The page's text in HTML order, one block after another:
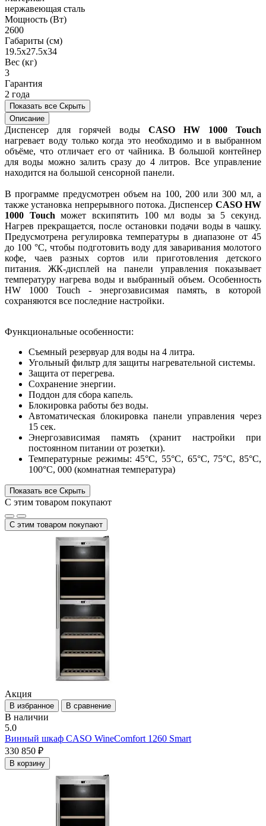
нержавеющая сталь
Мощность (Вт)
2600
Габариты (см)
19.5x27.5x34
Вес (кг)
3
Гарантия
2 года
Показать все Скрыть
Описание
Диспенсер для горячей воды CASO HW 1000 Touch
нагревает воду только когда это необходимо и в выбранном
объёме, что отличает его от чайника. В большой контейнер
для воды можно залить сразу до 4 литров. Все управление
находится на большой сенсорной панели.
В программе предусмотрен объем на 100, 200 или 300 мл, а
также установка непрерывного потока. Диспенсер CASO HW
1000 Touch может вскипятить 100 мл воды за 5 секунд.
Нагрев прекращается, после остановки подачи воды в чашку.
Предусмотрена регулировка температуры в диапазоне от 45
до 100 °C, чтобы подготовить воду для заваривания молотого
кофе, чаев разных сортов или приготовления детского
питания. ЖК-дисплей на панели управления показывает
температуру нагрева воды и выбранный объем. Особенность
HW 1000 Touch - энергозависимая память, в которой
сохраняются все последние настройки.
Функциональные особенности:
Съемный резервуар для воды на 4 литра.
Угольный фильтр для защиты нагревательной системы.
Защита от перегрева.
Сохранение энергии.
Поддон для сбора капель.
Блокировка работы без воды.
Автоматическая блокировка панели управления через
15 сек.
Энергозависимая память (хранит настройки при
постоянном питании от розетки).
Температурные режимы: 45°C, 55°C, 65°C, 75°C, 85°C,
100°C, 000 (комнатная температура)
Показать все Скрыть
С этим товаром покупают
С этим товаром покупают
Акция
В избранное В сравнение
В наличии
5.0
Винный шкаф CASO WineComfort 1260 Smart
330 850 ₽
В корзину